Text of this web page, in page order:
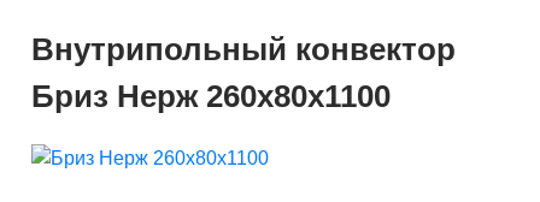
Внутрипольный конвектор
Бриз Нерж 260х80х1100